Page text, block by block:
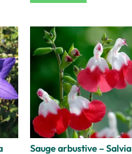
Sauge arbustive – Salvia